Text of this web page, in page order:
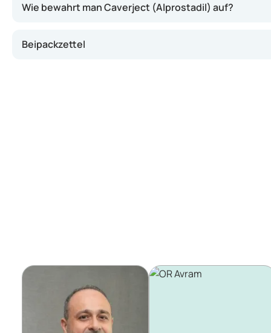
Wie bewahrt man Caverject (Alprostadil) auf?
Beipackzettel